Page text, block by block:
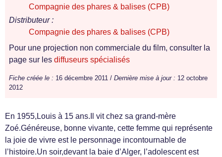
Compagnie des phares & balises (CPB)
Distributeur :
Compagnie des phares & balises (CPB)
Pour une projection non commerciale du film, consulter la
page sur les diffuseurs spécialisés
Fiche créée le : 16 décembre 2011 / Dernière mise à jour : 12 octobre
2012
En 1955,Louis à 15 ans.Il vit chez sa grand-mère
Zoé.Généreuse, bonne vivante, cette femme qui représente
la joie de vivre est le personnage incontournable de
l’histoire.Un soir,devant la baie d’Alger, l’adolescent est